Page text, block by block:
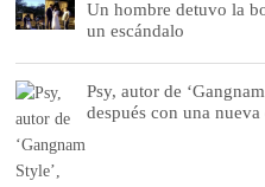
Un hombre detuvo la
un escándalo
Psy, autor de
después con una